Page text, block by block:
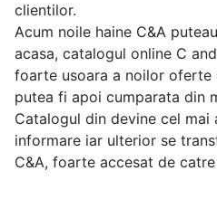
clientilor.
Acum noile haine C&A
acasa, catalogul online C
foarte usoara a noilor oferte
putea fi apoi cumparata din
Catalogul din devine cel
informare iar ulterior se
C&A, foarte accesat de